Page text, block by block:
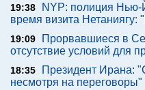
19:38
NYP: полиция Нью-
время визита
19:09
Прорвавшиеся в
отсутствие условий для
18:35
Президент Ирана:
несмотря на переговоры"